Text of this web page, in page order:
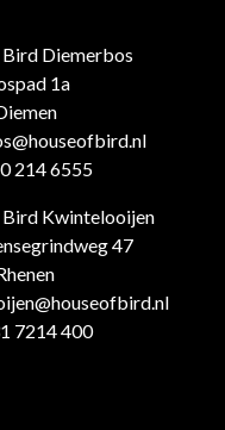
Diemerbos
1a
214 6555
Kwintelooijen
47
7214 400